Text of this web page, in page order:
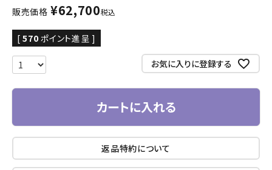
販売価格 ¥62,700税込
[ 570 ポイント進呈 ]
お気に入りに登録する
カートに入れる
返品特約について